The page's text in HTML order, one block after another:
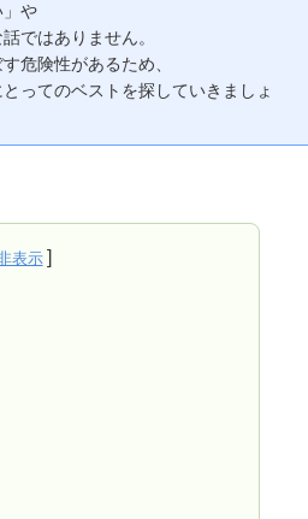
」や
ではありません。
危険性があるため、
ってのベストを探していきましょ